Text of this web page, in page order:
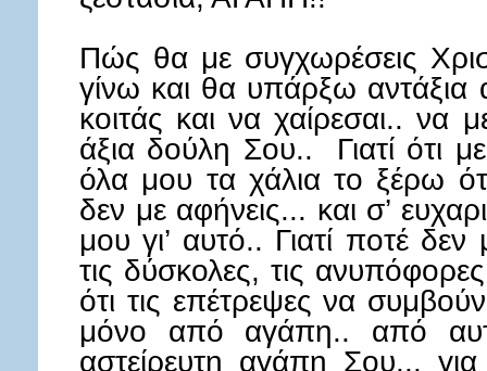
Πώς θα με συγχωρέσεις
γίνω και θα υπάρξω
κοιτάς και να χαίρεσαι.. να
άξια δούλη Σου.. Γιατί ότι
όλα μου τα χάλια το ξέρω
δεν με αφήνεις... και σ’
μου γι’ αυτό.. Γιατί ποτέ δεν
τις δύσκολες, τις
ότι τις επέτρεψες να
μόνο από αγάπη.. από
αστείρευτη αγάπη Σου...